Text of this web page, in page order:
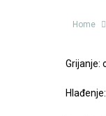
Home
Grijanje: